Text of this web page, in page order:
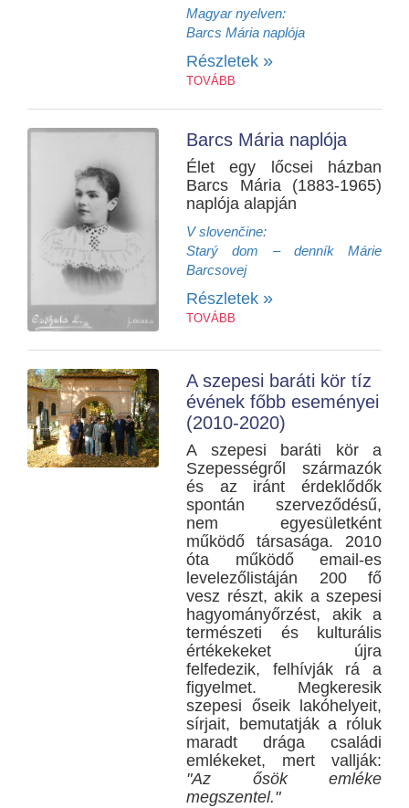
Magyar nyelven:
Barcs Mária naplója
Részletek »
TOVÁBB
Barcs Mária naplója
Élet egy lőcsei házban
Barcs Mária (1883-1965)
naplója alapján
V slovenčine:
Starý dom – denník Márie
Barcsovej
Részletek »
TOVÁBB
A szepesi baráti kör tíz
évének főbb eseményei
(2010-2020)
A szepesi baráti kör a
Szepességről származók
és az iránt érdeklődők
spontán szerveződésű,
nem egyesületként
működő társasága. 2010
óta működő email-es
levelezőlistáján 200 fő
vesz részt, akik a szepesi
hagyományőrzést, akik a
természeti és kulturális
értékekeket újra
felfedezik, felhívják rá a
figyelmet. Megkeresik
szepesi őseik lakóhelyeit,
sírjait, bemutatják a róluk
maradt drága családi
emlékeket, mert vallják:
"Az ősök emléke
megszentel."